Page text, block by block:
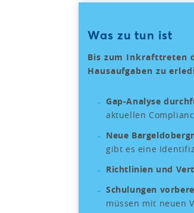
Was zu tun ist
Bis zum Inkrafttreten
Hausaufgaben zu
Gap-Analyse
aktuellen
Neue
gibt es eine
Richtlinien und
Schulungen
müssen mit neuen